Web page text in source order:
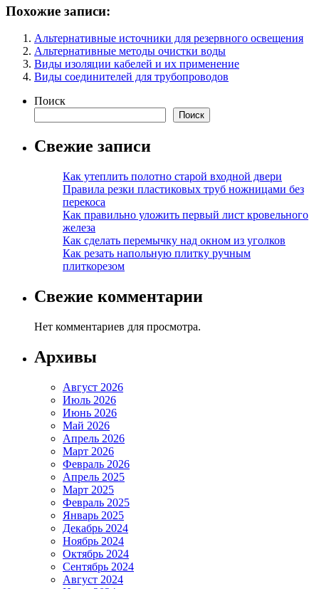
Похожие записи:
Альтернативные источники для резервного освещения
Альтернативные методы очистки воды
Виды изоляции кабелей и их применение
Виды соединителей для трубопроводов
Поиск
Поиск
Свежие записи
Как утеплить полотно старой входной двери
Правила резки пластиковых труб ножницами без
перекоса
Как правильно уложить первый лист кровельного
железа
Как сделать перемычку над окном из уголков
Как резать напольную плитку ручным
плиткорезом
Свежие комментарии
Нет комментариев для просмотра.
Архивы
Август 2026
Июль 2026
Июнь 2026
Май 2026
Апрель 2026
Март 2026
Февраль 2026
Апрель 2025
Март 2025
Февраль 2025
Январь 2025
Декабрь 2024
Ноябрь 2024
Октябрь 2024
Сентябрь 2024
Август 2024